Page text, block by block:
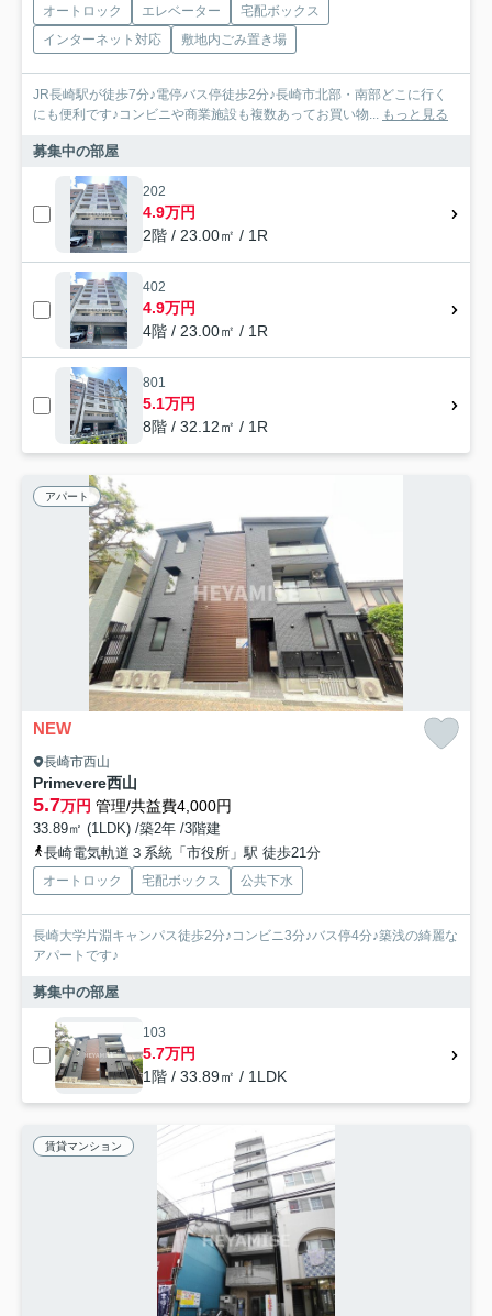
オートロック エレベーター
宅配ボックス
インターネット対応
敷地内ごみ置き場
JR長崎駅が徒歩7分♪電停バス停徒歩2分♪長崎市北部・南部どこに行く
にも便利です♪コンビニや商業施設も複数あってお買い物... もっと見る
募集中の部屋
202
4.9万円
2階 / 23.00㎡ / 1R
402
4.9万円
4階 / 23.00㎡ / 1R
801
5.1万円
8階 / 32.12㎡ / 1R
アパート
NEW
長崎市西山
Primevere西山
5.7万円 管理/共益費4,000円
33.89㎡ (1LDK) /築2年 /3階建
長崎電気軌道３系統「市役所」駅 徒歩21分
オートロック 宅配ボックス 公共下水
長崎大学片淵キャンパス徒歩2分♪コンビニ3分♪バス停4分♪築浅の綺麗な
アパートです♪
募集中の部屋
103
5.7万円
1階 / 33.89㎡ / 1LDK
賃貸マンション